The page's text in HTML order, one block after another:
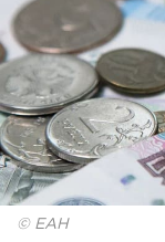
© ЕАН